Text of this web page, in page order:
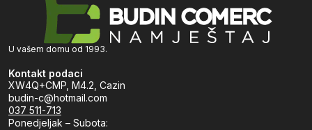
U vašem domu od 1993.
Kontakt podaci
XW4Q+CMP, M4.2, Cazin
budin-c@hotmail.com
037 511-713
Ponedjeljak – Subota: